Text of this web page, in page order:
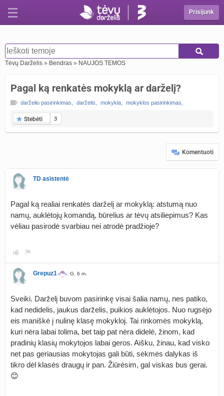
Prisijunk
Tėvų Darželis » Bendras » NAUJOS TEMOS
Pagal ką renkatės mokyklą ar darželį?
darželio pasirinkimas darželis mokykla mokyklos pasirinkimas
Stebėti 3
Komentuoti
TD asistentė
Pagal ką realiai renkatės darželį ar mokyklą: atstumą nuo
namų, auklėtojų komandą, būrelius ar tėvų atsiliepimus? Kas
vėliau pasirodė svarbiau nei atrodė pradžioje?
Grepuz1 G. 6 m.
Sveiki. Darželį buvom pasirinkę visai šalia namų, nes patiko,
kad nedidelis, jaukus darželis, puikios auklėtojos. Nuo rugsėjo
eis maniškė į nulinę klasę mokykloj. Tai rinkomės mokyklą,
kuri nėra labai tolima, bet taip pat nėra didelė, žinom, kad
pradinių klasių mokytojos labai geros. Aišku, žinau, kad visko
net pas geriausias mokytojas gali būti, sėkmės dalykas iš
tikro dėl klasės draugų ir pan. Žiūrėsim, gal viskas bus gerai.
😊